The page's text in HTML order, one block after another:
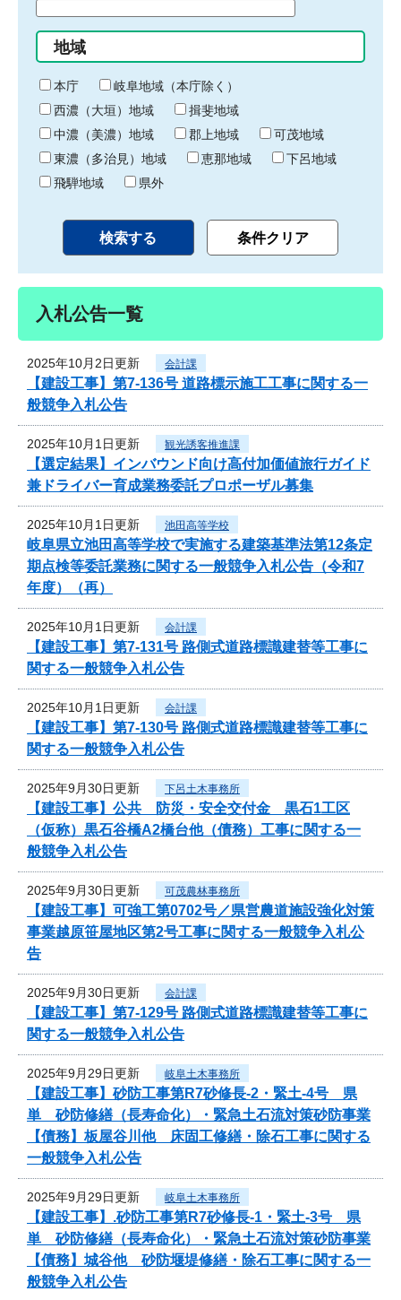
始
り
間
終
わ
り
地域
本庁
岐阜地域（本庁除く）
西濃（大垣）地域
揖斐地域
中濃（美濃）地域
郡上地域
可茂地域
東濃（多治見）地域
恵那地域
下呂地域
飛騨地域
県外
入札公告一覧
2025年10月2日更新 会計課
【建設工事】第7-136号 道路標示施工工事に関する一
般競争入札公告
2025年10月1日更新 観光誘客推進課
【選定結果】インバウンド向け高付加価値旅行ガイド
兼ドライバー育成業務委託プロポーザル募集
2025年10月1日更新 池田高等学校
岐阜県立池田高等学校で実施する建築基準法第12条定
期点検等委託業務に関する一般競争入札公告（令和7
年度）（再）
2025年10月1日更新 会計課
【建設工事】第7-131号 路側式道路標識建替等工事に
関する一般競争入札公告
2025年10月1日更新 会計課
【建設工事】第7-130号 路側式道路標識建替等工事に
関する一般競争入札公告
2025年9月30日更新 下呂土木事務所
【建設工事】公共 防災・安全交付金 黒石1工区
（仮称）黒石谷橋A2橋台他（債務）工事に関する一
般競争入札公告
2025年9月30日更新 可茂農林事務所
【建設工事】可強工第0702号／県営農道施設強化対策
事業越原笹屋地区第2号工事に関する一般競争入札公
告
2025年9月30日更新 会計課
【建設工事】第7-129号 路側式道路標識建替等工事に
関する一般競争入札公告
2025年9月29日更新 岐阜土木事務所
【建設工事】砂防工事第R7砂修長-2・緊土-4号 県
単 砂防修繕（長寿命化）・緊急土石流対策砂防事業
【債務】板屋谷川他 床固工修繕・除石工事に関する
一般競争入札公告
2025年9月29日更新 岐阜土木事務所
【建設工事】.砂防工事第R7砂修長-1・緊土-3号 県
単 砂防修繕（長寿命化）・緊急土石流対策砂防事業
【債務】城谷他 砂防堰堤修繕・除石工事に関する一
般競争入札公告